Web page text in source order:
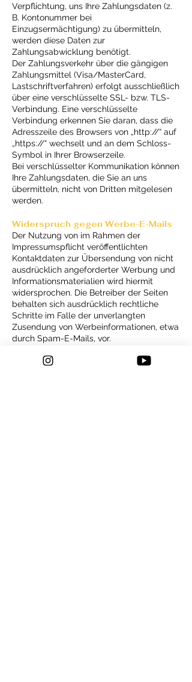
Verpflichtung, uns Ihre Zahlungsdaten (z.
B. Kontonummer bei
Einzugsermächtigung) zu übermitteln,
werden diese Daten zur
Zahlungsabwicklung benötigt.
Der Zahlungsverkehr über die gängigen
Zahlungsmittel (Visa/MasterCard,
Lastschriftverfahren) erfolgt ausschließlich
über eine verschlüsselte SSL- bzw. TLS-
Verbindung. Eine verschlüsselte
Verbindung erkennen Sie daran, dass die
Adresszeile des Browsers von „http://“ auf
„https://“ wechselt und an dem Schloss-
Symbol in Ihrer Browserzeile.
Bei verschlüsselter Kommunikation können
Ihre Zahlungsdaten, die Sie an uns
übermitteln, nicht von Dritten mitgelesen
werden.
Widerspruch gegen Werbe-E-Mails
Der Nutzung von im Rahmen der
Impressumspflicht veröffentlichten
Kontaktdaten zur Übersendung von nicht
ausdrücklich angeforderter Werbung und
Informationsmaterialien wird hiermit
widersprochen. Die Betreiber der Seiten
behalten sich ausdrücklich rechtliche
Schritte im Falle der unverlangten
Zusendung von Werbeinformationen, etwa
durch Spam-E-Mails, vor.